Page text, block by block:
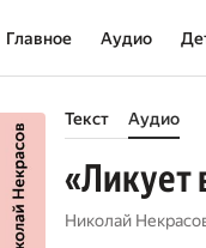
Главное Аудио
Текст Аудио
«Ликует
Николай